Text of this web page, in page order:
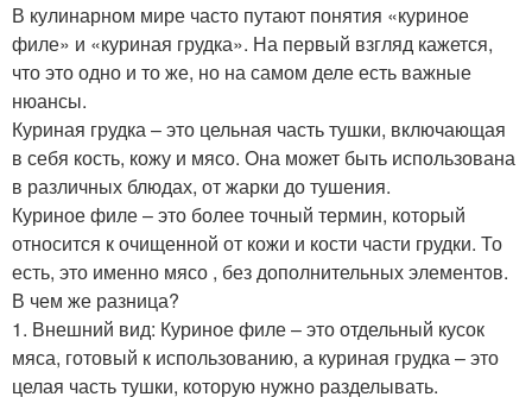
В кулинарном мире часто путают понятия «куриное
филе» и «куриная грудка». На первый взгляд кажется,
что это одно и то же, но на самом деле есть важные
нюансы.
Куриная грудка – это цельная часть тушки, включающая
в себя кость, кожу и мясо. Она может быть использована
в различных блюдах, от жарки до тушения.
Куриное филе – это более точный термин, который
относится к очищенной от кожи и кости части грудки. То
есть, это именно мясо , без дополнительных элементов.
В чем же разница?
1. Внешний вид: Куриное филе – это отдельный кусок
мяса, готовый к использованию, а куриная грудка – это
целая часть тушки, которую нужно разделывать.